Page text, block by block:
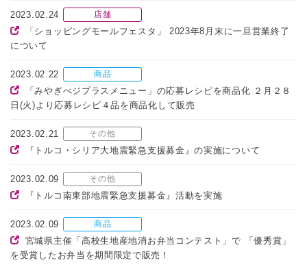
2023.02.24 店舗
「ショッピングモールフェスタ」 2023年8月末に一旦営業終了
について
2023.02.22 商品
「みやぎべジプラスメニュー」の応募レシピを商品化 ２月２８
日(火)より応募レシピ４品を商品化して販売
2023.02.21 その他
『トルコ・シリア大地震緊急支援募金』の実施について
2023.02.09 その他
『トルコ南東部地震緊急支援募金』活動を実施
2023.02.09 商品
宮城県主催「高校生地産地消お弁当コンテスト」で 「優秀賞」
を受賞したお弁当を期間限定で販売！